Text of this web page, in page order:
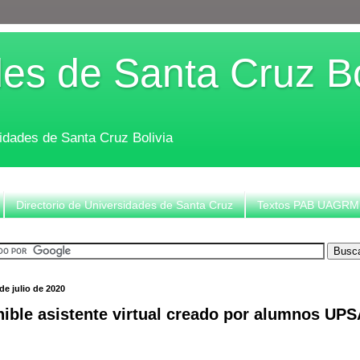
de Santa Cruz
de Santa Cruz Bolivia
Directorio de Universidades de Santa Cruz Textos PAB UAGRM
julio de 2020
asistente virtual creado por alumnos